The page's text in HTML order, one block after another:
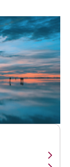
to vypadá, když